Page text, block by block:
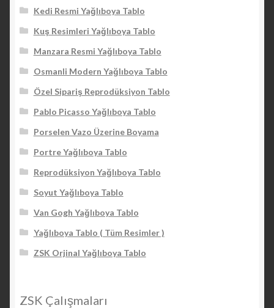
Kedi Resmi Yağlıboya Tablo
Kuş Resimleri Yağlıboya Tablo
Manzara Resmi Yağlıboya Tablo
Osmanli Modern Yağlıboya Tablo
Özel Sipariş Reprodüksiyon Tablo
Pablo Picasso Yağlıboya Tablo
Porselen Vazo Üzerine Boyama
Portre Yağlıboya Tablo
Reprodüksiyon Yağlıboya Tablo
Soyut Yağlıboya Tablo
Van Gogh Yağlıboya Tablo
Yağlıboya Tablo ( Tüm Resimler )
ZSK Orjinal Yağlıboya Tablo
ZSK Çalışmaları